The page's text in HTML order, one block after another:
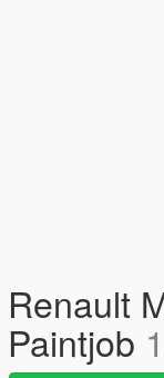
Renault
Paintjob